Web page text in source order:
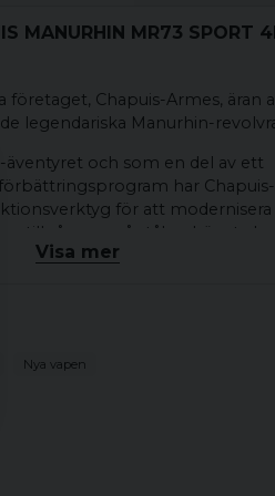
MANURHIN MR73 SPORT
företaget, Chapuis-Armes, äran
legendariska Manurhin-
äventyret och som en del av ett
har
för att modernisera
tillgången på stål av högsta
med 5-axlig CNC-maskin
förknippade
kontroll möjliggör en
nivån av metallurgiska
Visa mer
Nya vapen